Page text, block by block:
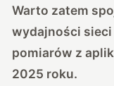
Warto zatem
wydajności
pomiarów z
2025 roku.